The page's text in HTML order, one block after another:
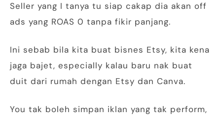
Seller yang I tanya tu siap cakap dia akan off
ads yang ROAS 0 tanpa fikir panjang.
Ini sebab bila kita buat bisnes Etsy, kita kena
jaga bajet, especially kalau baru nak buat
duit dari rumah dengan Etsy dan Canva.
You tak boleh simpan iklan yang tak perform,